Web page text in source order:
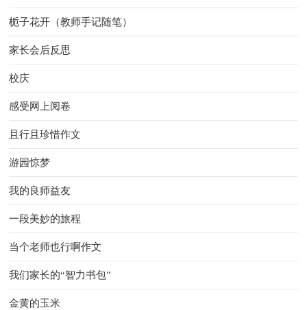
栀子花开（教师手记随笔）
家长会后反思
校庆
感受网上阅卷
且行且珍惜作文
游园惊梦
我的良师益友
一段美妙的旅程
当个老师也行啊作文
我们家长的“智力书包”
金黄的玉米